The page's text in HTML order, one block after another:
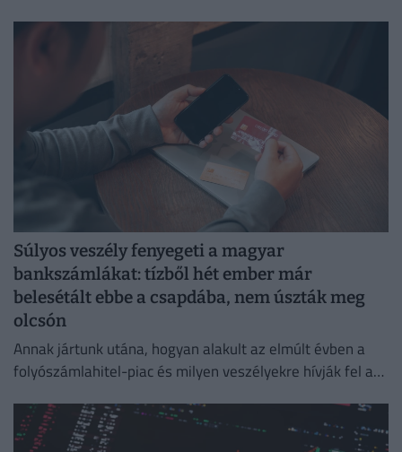
Súlyos veszély fenyegeti a magyar
bankszámlákat: tízből hét ember már
belesétált ebbe a csapdába, nem úszták meg
olcsón
Annak jártunk utána, hogyan alakult az elmúlt évben a
folyószámlahitel-piac és milyen veszélyekre hívják fel a